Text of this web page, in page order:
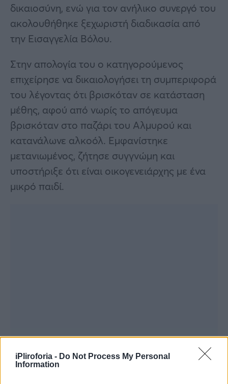
iPliroforia - Do Not Process My Personal
Information
δικαιοσύνη, ενώ για τον ανήλικο συνεργό του
ακολουθήθηκε ξεχωριστή διαδικασία από
την Εισαγγελία Βόλου.
Στην απολογία του ο κατηγορούμενος
επιχείρησε να δικαιολογήσει τη συμπεριφορά
του λέγοντας ότι βρισκόταν σε κατάσταση
μέθης, αφού από νωρίς το απόγευμα
βρισκόταν στο παζάρι του Αλμυρού και
κατανάλωνε αλκοόλ. Εμφανίστηκε
μετανιωμένος, ζήτησε συγγνώμη και
υποστήριξε ότι είναι οικογενειάρχης με ένα
μικρό παιδί.